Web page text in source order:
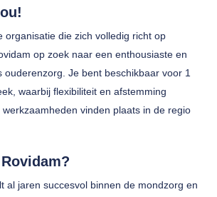
organisatie die zich volledig richt op
op zoek naar een enthousiaste en
ouderenzorg. Je bent beschikbaar voor 1
waarbij flexibiliteit en afstemming
vinden plaats in de regio
al jaren succesvol binnen de mondzorg en